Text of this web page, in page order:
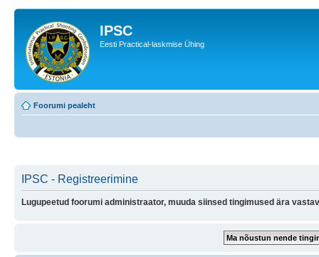
IPSC
Eesti Practical-laskmise Ühing
Foorumi pealeht
IPSC - Registreerimine
Lugupeetud foorumi administraator, muuda siinsed tingimused ära